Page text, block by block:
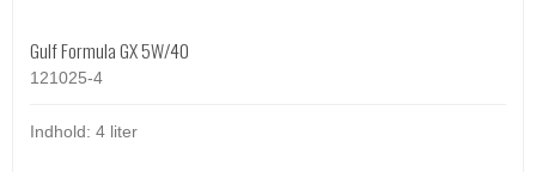
Gulf Formula GX 5W/40
121025-4
Indhold: 4 liter